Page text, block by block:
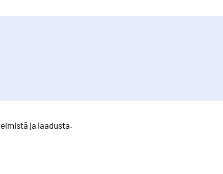
ja laadusta.